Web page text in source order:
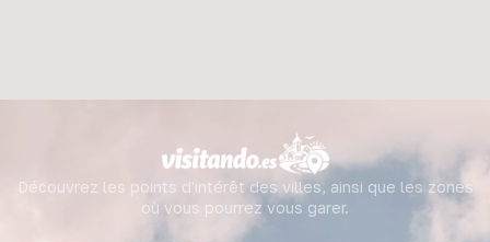
Découvrez les points d'intérêt des villes, ainsi que les zones
où vous pourrez vous garer.